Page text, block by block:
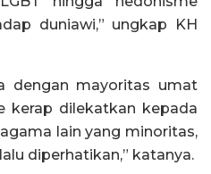
duniawi,” ungkap KH
dengan mayoritas umat
kerap dilekatkan kepada
lain yang minoritas,
diperhatikan,” katanya.